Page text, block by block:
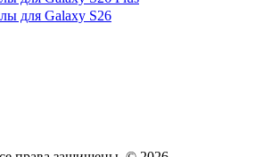
для Galaxy S26